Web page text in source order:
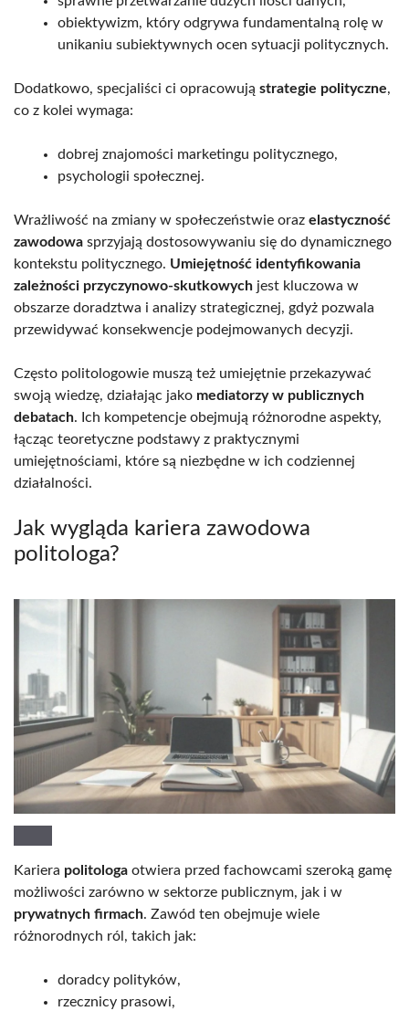
obiektywizm, który odgrywa fundamentalną rolę w
unikaniu subiektywnych ocen sytuacji politycznych.
Dodatkowo, specjaliści ci opracowują strategie polityczne,
co z kolei wymaga:
dobrej znajomości marketingu politycznego,
psychologii społecznej.
Wrażliwość na zmiany w społeczeństwie oraz elastyczność
zawodowa sprzyjają dostosowywaniu się do dynamicznego
kontekstu politycznego. Umiejętność identyfikowania
zależności przyczynowo-skutkowych jest kluczowa w
obszarze doradztwa i analizy strategicznej, gdyż pozwala
przewidywać konsekwencje podejmowanych decyzji.
Często politologowie muszą też umiejętnie przekazywać
swoją wiedzę, działając jako mediatorzy w publicznych
debatach. Ich kompetencje obejmują różnorodne aspekty,
łącząc teoretyczne podstawy z praktycznymi
umiejętnościami, które są niezbędne w ich codziennej
działalności.
Jak wygląda kariera zawodowa
politologa?
Kariera politologa otwiera przed fachowcami szeroką gamę
możliwości zarówno w sektorze publicznym, jak i w
prywatnych firmach. Zawód ten obejmuje wiele
różnorodnych ról, takich jak:
doradcy polityków,
rzecznicy prasowi,